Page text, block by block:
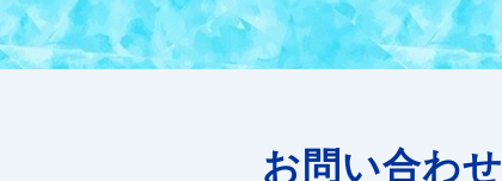
お問い合わせ